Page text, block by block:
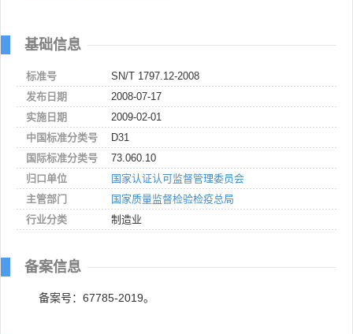
基础信息
标准号
SN/T 1797.12-2008
发布日期
2008-07-17
实施日期
2009-02-01
中国标准分类号
D31
国际标准分类号
73.060.10
归口单位
国家认证认可监督管理委员会
主管部门
国家质量监督检验检疫总局
行业分类
制造业
备案信息
备案号：67785-2019。